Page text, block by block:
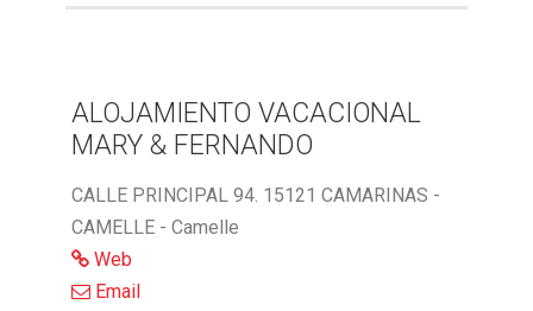
ALOJAMIENTO VACACIONAL
MARY & FERNANDO
CALLE PRINCIPAL 94. 15121 CAMARINAS -
CAMELLE - Camelle
Web
Email